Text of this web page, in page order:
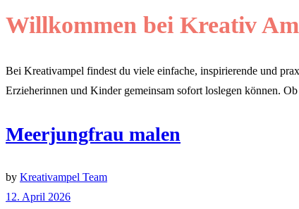
Willkommen bei Kreativ
Bei Kreativampel findest du viele einfache, inspirierende und
Erzieherinnen und Kinder gemeinsam sofort loslegen können.
Meerjungfrau malen
by Kreativampel Team
12. April 2026